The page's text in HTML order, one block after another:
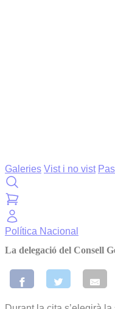
Galeries Vist i no vist
Política Nacional
La delegació del Consell